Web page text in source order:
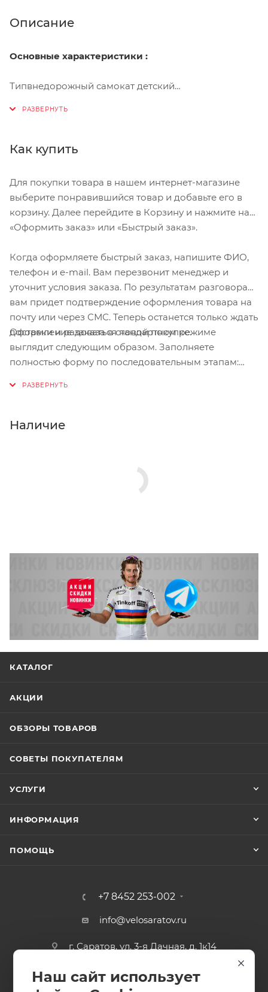
Описание
Основные характеристики :
Типвнедорожный самокат детский
Максимальная нагрузка40 кг
Тормоз ножной
Амортизатор нет
Колеса
Количество 2 шт.
Материал резина
Размер колес диаметр 305 мм, толщина 57 мм
Размеры и вес
оранжевый, белый/красный
Как купить
Для покупки товара в нашем интернет-магазине
выберите понравившийся товар и добавьте его в
корзину. Далее перейдите в Корзину и нажмите на
«Оформить заказ» или «Быстрый заказ».
Когда оформляете быстрый заказ, напишите ФИО,
телефон и e-mail. Вам перезвонит менеджер и
уточнит условия заказа. По результатам разговора
вам придет подтверждение оформления товара на
почту или через СМС. Теперь останется только ждать
доставки и радоваться новой покупке.
Оформление заказа в стандартном режиме
выглядит следующим образом. Заполняете
полностью форму по последовательным этапам:
Нажмите кнопку «Оформить заказ».
Наличие
КАТАЛОГ
АКЦИИ
ОБЗОРЫ ТОВАРОВ
СОВЕТЫ ПОКУПАТЕЛЯМ
УСЛУГИ
ИНФОРМАЦИЯ
ПОМОЩЬ
+7 8452 253-002
info@velosaratov.ru
г. Саратов, ул. 3-я Дачная, д. 1к14
Наш сайт использует